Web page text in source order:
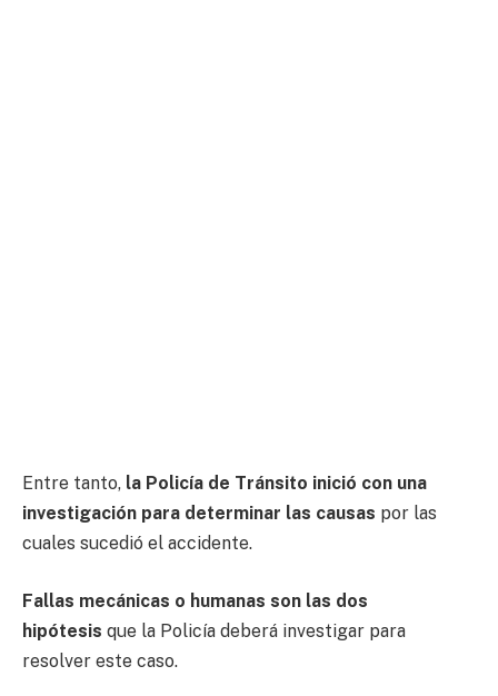
Entre tanto, la Policía de Tránsito inició con una
investigación para determinar las causas por las
cuales sucedió el accidente.
Fallas mecánicas o humanas son las dos
hipótesis que la Policía deberá investigar para
resolver este caso.